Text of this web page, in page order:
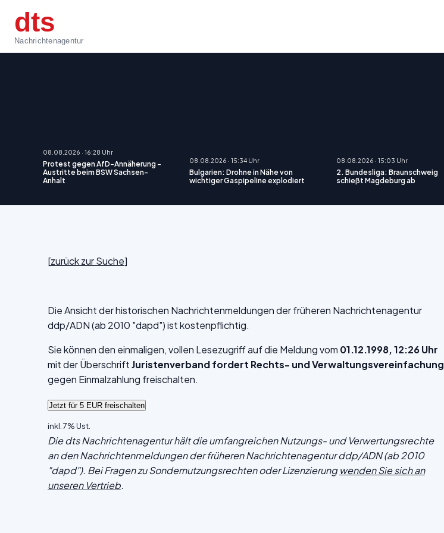
dts
Nachrichtenagentur
08.08.2026 · 16:28 Uhr
Protest gegen AfD-Annäherung -
Austritte beim BSW Sachsen-
Anhalt
08.08.2026 · 15:34 Uhr
Bulgarien: Drohne in Nähe von
wichtiger Gaspipeline explodiert
08.08.2026 · 15:03 Uhr
2. Bundesliga: Braunschweig
schießt Magdeburg ab
[zurück zur Suche]
Die Ansicht der historischen Nachrichtenmeldungen der früheren Nachrichtenagentur
ddp/ADN (ab 2010 "dapd") ist kostenpflichtig.
Sie können den einmaligen, vollen Lesezugriff auf die Meldung vom 01.12.1998, 12:26 Uhr
mit der ÜberschriftJuristenverband fordert Rechts- und Verwaltungsvereinfachung
gegen Einmalzahlung freischalten.
inkl. 7% Ust.
Die dts Nachrichtenagentur hält die umfangreichen Nutzungs- und Verwertungsrechte
an den Nachrichtenmeldungen der früheren Nachrichtenagentur ddp/ADN (ab 2010
"dapd"). Bei Fragen zu Sondernutzungsrechten oder Lizenzierungwenden Sie sich an
unseren Vertrieb.